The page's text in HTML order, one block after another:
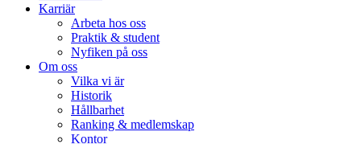
Karriär
Arbeta hos oss
Praktik & student
Nyfiken på oss
Om oss
Vilka vi är
Historik
Hållbarhet
Ranking & medlemskap
Kontor